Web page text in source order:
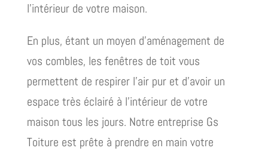
l’intérieur de votre maison.
En plus, étant un moyen d’aménagement de
vos combles, les fenêtres de toit vous
permettent de respirer l’air pur et d’avoir un
espace très éclairé à l’intérieur de votre
maison tous les jours. Notre entreprise Gs
Toiture est prête à prendre en main votre